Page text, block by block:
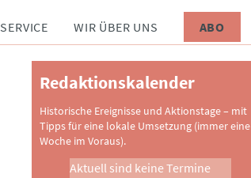
SERVICE WIR ÜBER UNS ABO
Redaktionskalender
Historische Ereignisse und Aktionstage – mit
Tipps für eine lokale Umsetzung (immer eine
Woche im Voraus).
Aktuell sind keine Termine